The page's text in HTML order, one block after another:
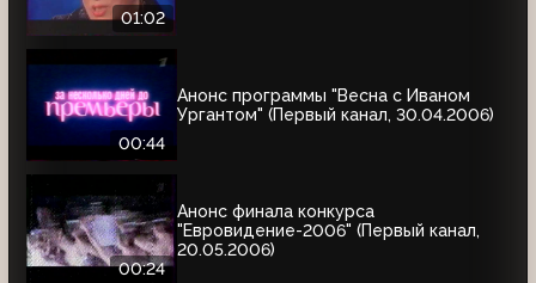
01:02
00:44
Анонс программы "Весна с Иваном
Ургантом" (Первый канал, 30.04.2006)
00:24
Анонс финала конкурса
"Евровидение-2006" (Первый канал,
20.05.2006)